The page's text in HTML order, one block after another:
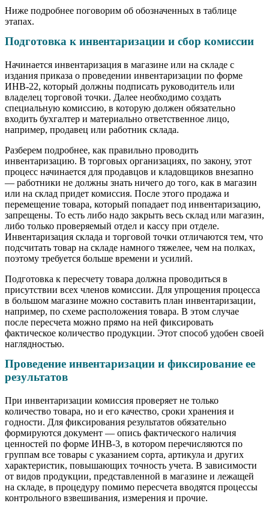
Ниже подробнее поговорим об обозначенных в таблице
этапах.
Подготовка к инвентаризации и сбор комиссии
Начинается инвентаризация в магазине или на складе с
издания приказа о проведении инвентаризации по форме
ИНВ-22, который должны подписать руководитель или
владелец торговой точки. Далее необходимо создать
специальную комиссию, в которую должен обязательно
входить бухгалтер и материально ответственное лицо,
например, продавец или работник склада.
Разберем подробнее, как правильно проводить
инвентаризацию. В торговых организациях, по закону, этот
процесс начинается для продавцов и кладовщиков внезапно
— работники не должны знать ничего до того, как в магазин
или на склад придет комиссия. После этого продажа и
перемещение товара, который попадает под инвентаризацию,
запрещены. То есть либо надо закрыть весь склад или магазин,
либо только проверяемый отдел и кассу при отделе.
Инвентаризация склада и торговой точки отличаются тем, что
подсчитать товар на складе намного тяжелее, чем на полках,
поэтому требуется больше времени и усилий.
Подготовка к пересчету товара должна проводиться в
присутствии всех членов комиссии. Для упрощения процесса
в большом магазине можно составить план инвентаризации,
например, по схеме расположения товара. В этом случае
после пересчета можно прямо на ней фиксировать
фактическое количество продукции. Этот способ удобен своей
наглядностью.
Проведение инвентаризации и фиксирование ее
результатов
При инвентаризации комиссия проверяет не только
количество товара, но и его качество, сроки хранения и
годности. Для фиксирования результатов обязательно
формируются документ — опись фактического наличия
ценностей по форме ИНВ-3, в котором перечисляются по
группам все товары с указанием сорта, артикула и других
характеристик, повышающих точность учета. В зависимости
от видов продукции, представленной в магазине и лежащей
на складе, в процедуру помимо пересчета вводятся процессы
контрольного взвешивания, измерения и прочие.